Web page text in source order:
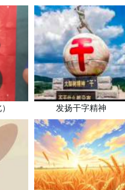
发扬干字精神